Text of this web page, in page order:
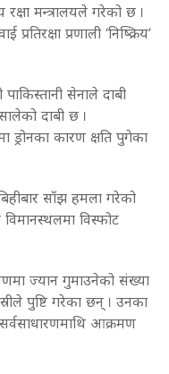
रक्षा मन्त्रालयले गरेको छ ।
प्रणाली ‘निष्क्रिय’
सेनाले दाबी
दाबी छ ।
ड्रोनका कारण क्षति पुगेका
साँझ हमला गरेको
विस्फोट
ज्यान गुमाउनेको संख्या
पुष्टि गरेका छन् । उनका
आक्रमण